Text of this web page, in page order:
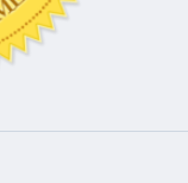
ricerche